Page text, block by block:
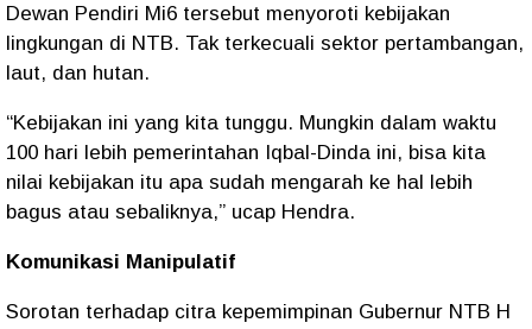
Dewan Pendiri Mi6 tersebut menyoroti kebijakan
lingkungan di NTB. Tak terkecuali sektor pertambangan,
laut, dan hutan.
“Kebijakan ini yang kita tunggu. Mungkin dalam waktu
100 hari lebih pemerintahan Iqbal-Dinda ini, bisa kita
nilai kebijakan itu apa sudah mengarah ke hal lebih
bagus atau sebaliknya,” ucap Hendra.
Komunikasi Manipulatif
Sorotan terhadap citra kepemimpinan Gubernur NTB H